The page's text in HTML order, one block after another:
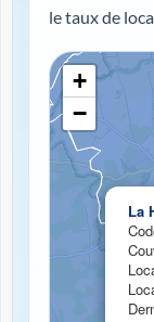
le taux de
La
+
−